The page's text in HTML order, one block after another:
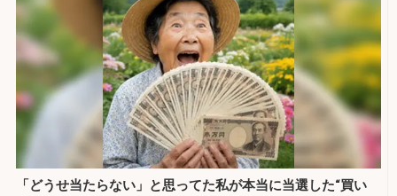
「どうせ当たらない」と思ってた私が本当に当選した“買い